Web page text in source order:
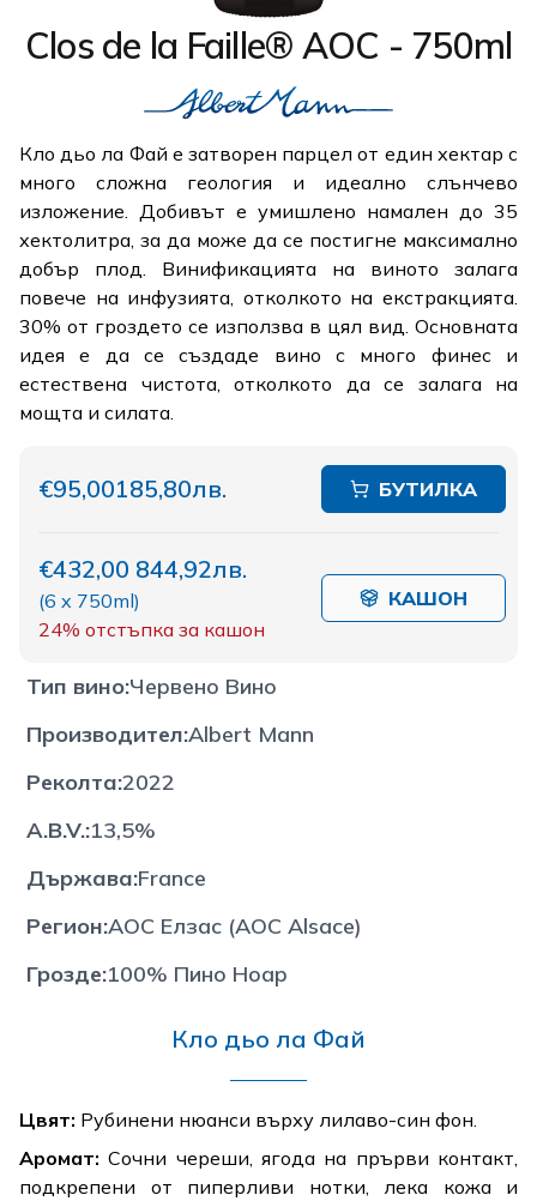
Clos de la Faille® AOC - 750ml
Кло дьо ла Фай е затворен парцел от един хектар с
много сложна геология и идеално слънчево
изложение. Добивът е умишлено намален до 35
хектолитра, за да може да се постигне максимално
добър плод. Винификацията на виното залага
повече на инфузията, отколкото на екстракцията.
30% от гроздето се използва в цял вид. Основната
идея е да се създаде вино с много финес и
естествена чистота, отколкото да се залага на
мощта и силата.
€95,00185,80лв. БУТИЛКА
€432,00 844,92лв.
(6 x 750ml)
24% отстъпка за кашон
КАШОН
Тип вино:Червено Вино
Производител:Albert Mann
Реколта:2022
A.B.V.:13,5%
Държава:France
Регион:АОС Елзас (AOC Alsace)
Грозде:100% Пино Ноар
Кло дьо ла Фай
Цвят: Рубинени нюанси върху лилаво-син фон.
Аромат: Сочни череши, ягода на прърви контакт,
подкрепени от пиперливи нотки, лека кожа и